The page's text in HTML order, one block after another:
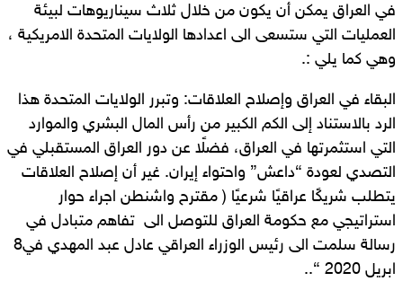
في العراق يمكن أن يكون من خلال ثلاث سيناريوهات لبيئة
العمليات التي ستسعى الى اعدادها الولايات المتحدة الامريكية ،
وهي كما يلي :.
البقاء في العراق وإصلاح العلاقات: وتبرر الولايات المتحدة هذا
الرد بالاستناد إلى الكم الكبير من رأس المال البشري والموارد
التي استثمرتها في العراق، فضلًا عن دور العراق المستقبلي في
التصدي لعودة “داعش” واحتواء إيران. غير أن إصلاح العلاقات
يتطلب شريكًا عراقيًا شرعيًا ( مقترح واشنطن اجراء حوار
استراتيجي مع حكومة العراق للتوصل الى تفاهم متبادل في
رسالة سلمت الى رئيس الوزراء العراقي عادل عبد المهدي في8
ابريل 2020 “..